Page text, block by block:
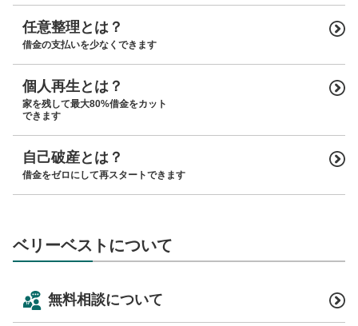
任意整理とは？
借金の支払いを少なくできます
個人再生とは？
家を残して最大80%借金をカット
できます
自己破産とは？
借金をゼロにして再スタートできます
ベリーベストについて
無料相談について